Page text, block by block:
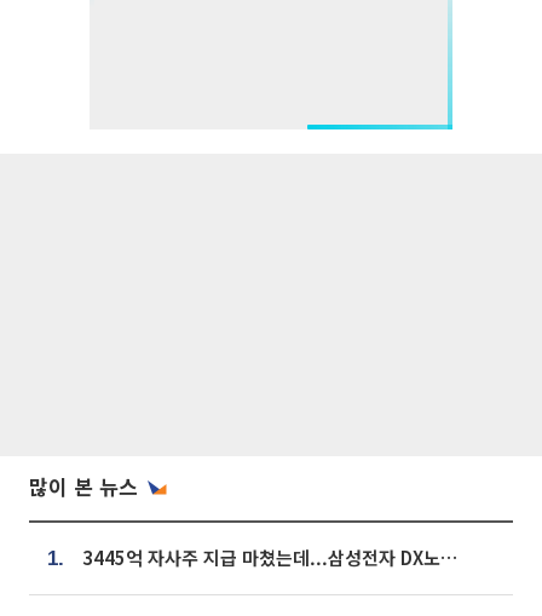
많이 본 뉴스
1. 3445억 자사주 지급 마쳤는데...삼성전자 DX노조, 뒤늦은 '떼쓰기 집회'